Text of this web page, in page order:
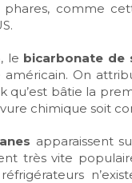
phares, comme
, le bicarbonate de
On
qu’est bâtie la
chimique soit
apparaissent
très vite